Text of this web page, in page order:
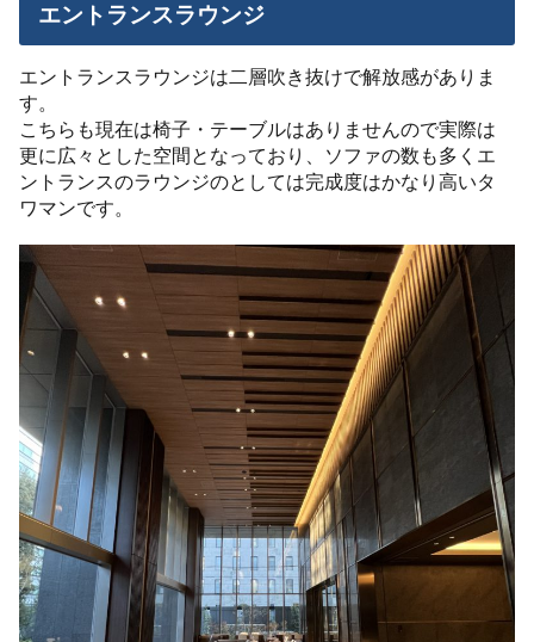
エントランスラウンジ
エントランスラウンジは二層吹き抜けで解放感がありま
す。
こちらも現在は椅子・テーブルはありませんので実際は
更に広々とした空間となっており、ソファの数も多くエ
ントランスのラウンジのとしては完成度はかなり高いタ
ワマンです。